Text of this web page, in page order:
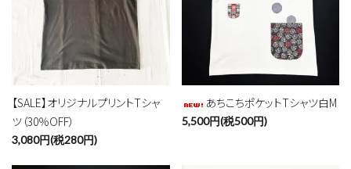
【SALE】オリジナルプリントTシャ
ツ（30％OFF）
3,080円(税280円)
あちこちポケットTシャツ白M
5,500円(税500円)